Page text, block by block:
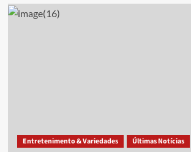
Líder
da
Entretenimento & Variedades Últimas Notícias